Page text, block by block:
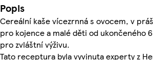
Popis
Cereální kaše vícezrnná s ovocem, v
pro kojence a malé děti od ukončeného
pro zvláštní výživu.
Tato receptura byla vyvinuta experty z